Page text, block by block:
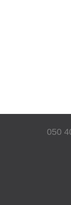
050